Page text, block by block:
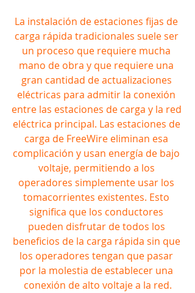
La instalación de estaciones fijas de
carga rápida tradicionales suele ser
un proceso que requiere mucha
mano de obra y que requiere una
gran cantidad de actualizaciones
eléctricas para admitir la conexión
entre las estaciones de carga y la red
eléctrica principal. Las estaciones de
carga de FreeWire eliminan esa
complicación y usan energía de bajo
voltaje, permitiendo a los
operadores simplemente usar los
tomacorrientes existentes. Esto
significa que los conductores
pueden disfrutar de todos los
beneficios de la carga rápida sin que
los operadores tengan que pasar
por la molestia de establecer una
conexión de alto voltaje a la red.